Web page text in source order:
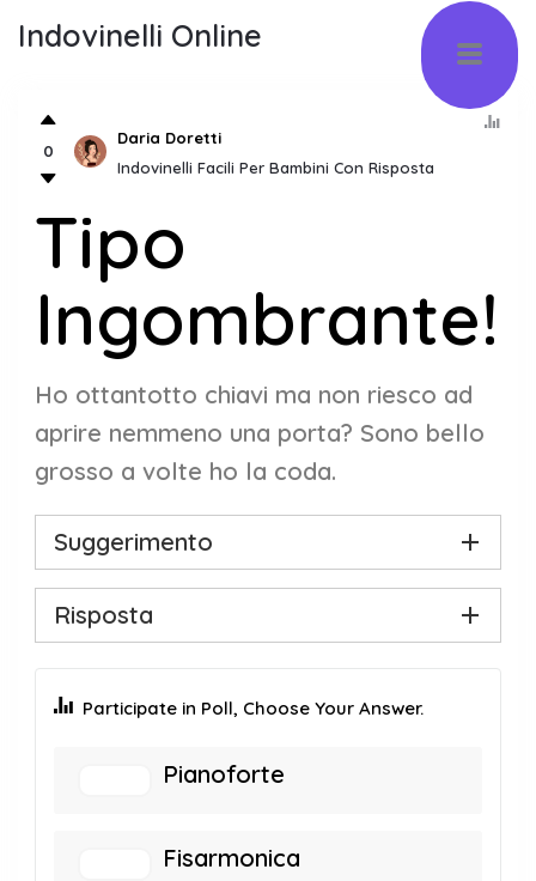
Indovinelli Online
0
Daria Doretti
Indovinelli Facili Per Bambini Con Risposta
Tipo
Ingombrante!
Ho ottantotto chiavi ma non riesco ad
aprire nemmeno una porta? Sono bello
grosso a volte ho la coda.
Suggerimento
Risposta
Participate in Poll, Choose Your Answer.
Pianoforte
Fisarmonica